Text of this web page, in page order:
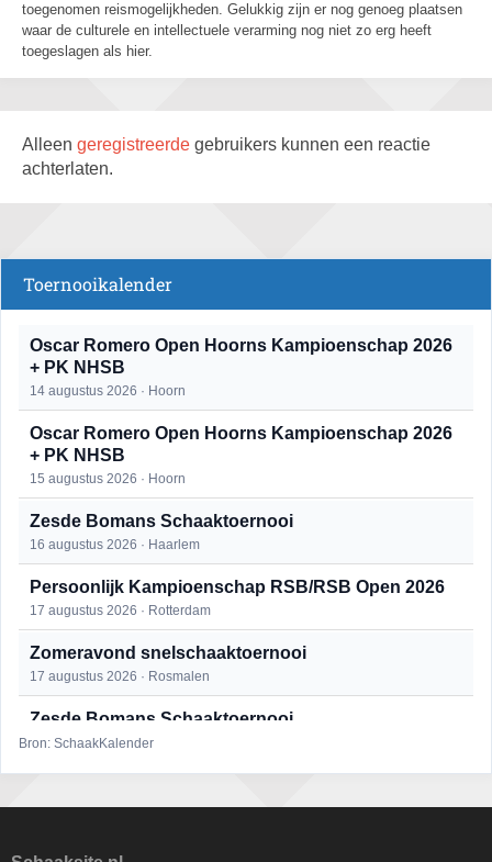
toegenomen reismogelijkheden. Gelukkig zijn er nog genoeg plaatsen
waar de culturele en intellectuele verarming nog niet zo erg heeft
toegeslagen als hier.
Alleen geregistreerde gebruikers kunnen een reactie
achterlaten.
Toernooikalender
Oscar Romero Open Hoorns Kampioenschap 2026
+ PK NHSB
14 augustus 2026 · Hoorn
Oscar Romero Open Hoorns Kampioenschap 2026
+ PK NHSB
15 augustus 2026 · Hoorn
Zesde Bomans Schaaktoernooi
16 augustus 2026 · Haarlem
Persoonlijk Kampioenschap RSB/RSB Open 2026
17 augustus 2026 · Rotterdam
Zomeravond snelschaaktoernooi
17 augustus 2026 · Rosmalen
Zesde Bomans Schaaktoernooi
17 augustus 2026 · Haarlem
18 augustus 2026 · Rosmalen
Bron: SchaakKalender